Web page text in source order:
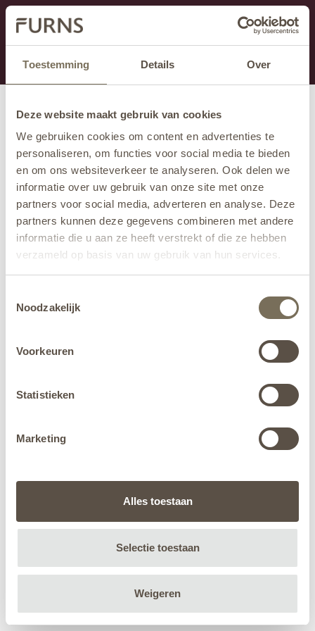
Toestemming Details Over
Deze website maakt gebruik van cookies
We gebruiken cookies om content en advertenties te
personaliseren, om functies voor social media te bieden
en om ons websiteverkeer te analyseren. Ook delen we
informatie over uw gebruik van onze site met onze
partners voor social media, adverteren en analyse. Deze
partners kunnen deze gegevens combineren met andere
informatie die u aan ze heeft verstrekt of die ze hebben
verzameld op basis van uw gebruik van hun services.
jehier.
Noodzakelijk
Voorkeuren
Statistieken
Marketing
Alles toestaan
Selectie toestaan
Weigeren
Dit onderdeel is momenteel in onderhoud.
Als je informatie mist kun je ons bellen +31 413 274
168 of mailen
info@furns.com